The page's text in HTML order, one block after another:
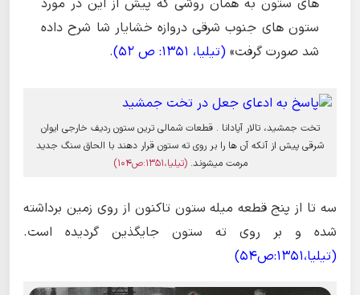
ستون های جنوب شرقی دروازه خشایار شا شرح داده
شد صورت گرفت» (تیلیا، 1351: ص 52) .
تخت جمشید، تالار آپادانا . قطعات شمالی ترین ستون ردیف خارجی ایوان
شرقی پیش از آنکه آن ها را بر روی ته ستون قرار دهند با الحاق سنگ جدید
مرمت میشوند.(تیلیا،1351:ص104)
سه تا از پنج قطعه میله ستون تاکنون از روی زمین برداشته
شده و بر روی ته ستون جایگذین گردیده است.
(تیلیا،1351:ص54)